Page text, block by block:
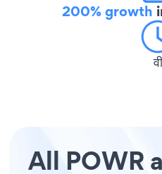
200% growth
वी
All POWR